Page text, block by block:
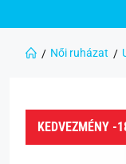
Női ruházat
KEDVEZMÉNY -